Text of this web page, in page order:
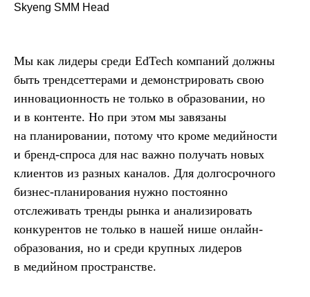
Skyeng SMM Head
Мы как лидеры среди EdTech компаний должны
быть трендсеттерами и демонстрировать свою
инновационность не только в образовании, но
и в контенте. Но при этом мы завязаны
на планировании, потому что кроме медийности
и бренд-спроса для нас важно получать новых
клиентов из разных каналов. Для долгосрочного
бизнес-планирования нужно постоянно
отслеживать тренды рынка и анализировать
конкурентов не только в нашей нише онлайн-
образования, но и среди крупных лидеров
в медийном пространстве.